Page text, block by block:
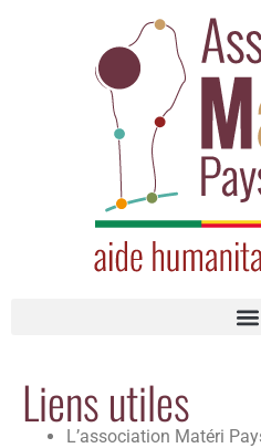
Liens utiles
L’association Matéri